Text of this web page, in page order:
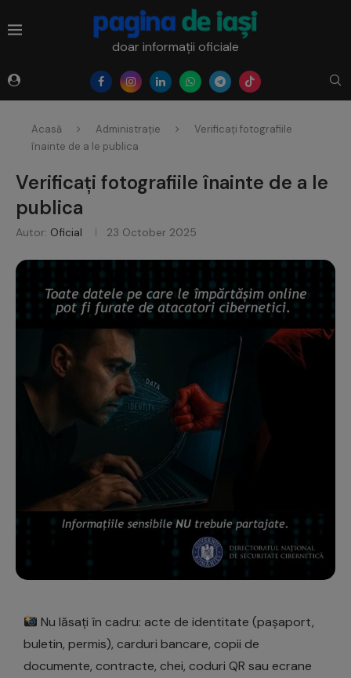
doar informații oficiale
Acasă Administrație
Verificați fotografiile
înainte de a le publica
Verificați fotografiile înainte de a le
publica
Autor: Oficial 23 October 2025
Nu lăsați în cadru: acte de identitate (pașaport,
buletin, permis), carduri bancare, copii de
documente, contracte, chei, coduri QR sau ecrane